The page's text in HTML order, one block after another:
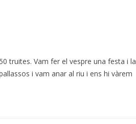
truites. Vam fer el vespre una festa i la
i vam anar al riu i ens hi vàrem